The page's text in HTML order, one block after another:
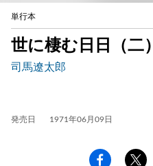
単行本
世に棲む日日（二）
司馬遼太郎
発売日 1971年06月09日